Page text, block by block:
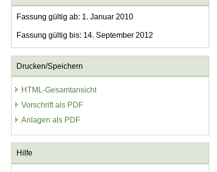
Fassung gültig ab: 1. Januar 2010
Fassung gültig bis: 14. September 2012
Drucken/Speichern
HTML-Gesamtansicht
Vorschrift als PDF
Anlagen als PDF
Hilfe